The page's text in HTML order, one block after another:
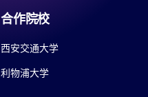
合作院校
西安交通大学
利物浦大学